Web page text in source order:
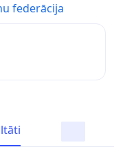
federācija